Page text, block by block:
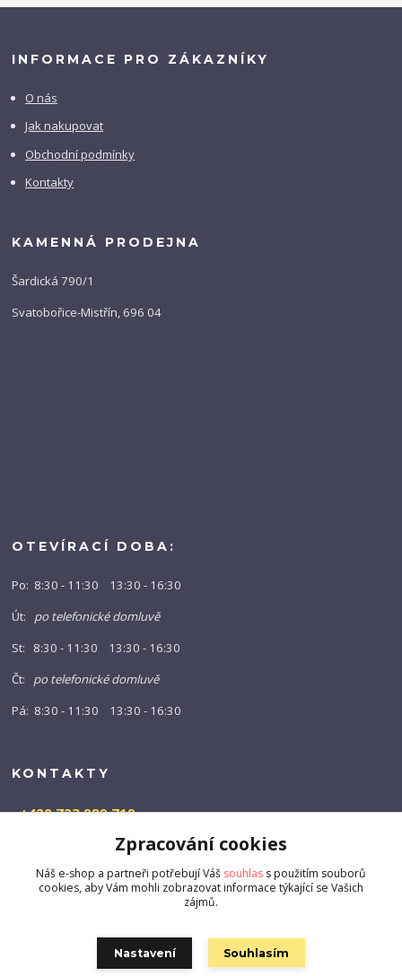
INFORMACE PRO ZÁKAZNÍKY
O nás
Jak nakupovat
Obchodní podmínky
Kontakty
KAMENNÁ PRODEJNA
Šardická 790/1
Svatobořice-Mistřín, 696 04
OTEVÍRACÍ DOBA:
Po: 8:30 - 11:30 13:30 - 16:30
Út: po telefonické domluvě
St: 8:30 - 11:30 13:30 - 16:30
Čt: po telefonické domluvě
Pá: 8:30 - 11:30 13:30 - 16:30
KONTAKTY
+420 723 989 719
info@barny-shop.cz
Zpracování cookies
Náš e-shop a partneři potřebují Váš souhlas s použitím souborů
cookies, aby Vám mohli zobrazovat informace týkající se Vašich
zájmů.
Nastavení Souhlasím